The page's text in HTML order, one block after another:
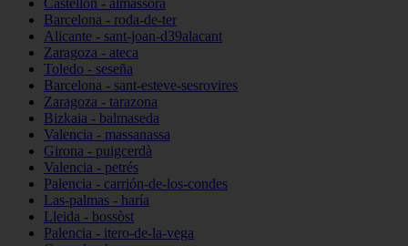
Castellón - almassora
Barcelona - roda-de-ter
Alicante - sant-joan-d39alacant
Zaragoza - ateca
Toledo - seseña
Barcelona - sant-esteve-sesrovires
Zaragoza - tarazona
Bizkaia - balmaseda
Valencia - massanassa
Girona - puigcerdà
Valencia - petrés
Palencia - carrión-de-los-condes
Las-palmas - haría
Lleida - bossòst
Palencia - itero-de-la-vega